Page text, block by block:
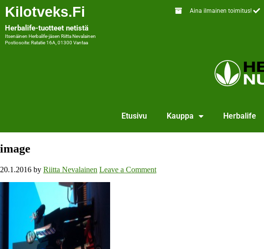
Kilotveks.fi
Herbalife-tuotteet netistä
Itsenäinen Herbalife-jäsen Riitta Nevalainen
Postiosoite: Ratatie 16A, 01300 Vantaa
Aina ilmainen toimitus!
Etusivu Kauppa Herbalife
image
20.1.2016 by Riitta Nevalainen Leave a Comment